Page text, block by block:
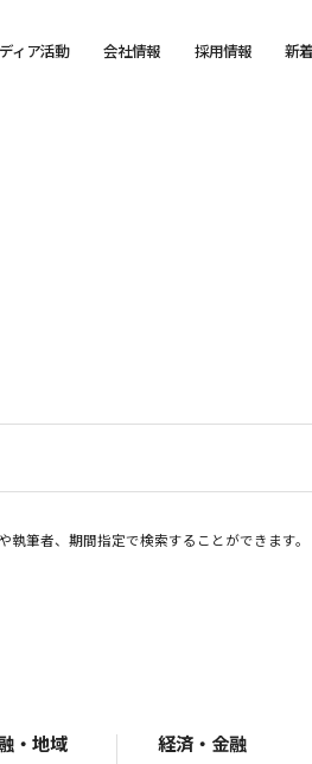
ィア活動 会社情報 採用情報 新
執筆者、期間指定で検索することができます。
・地域 経済・金融